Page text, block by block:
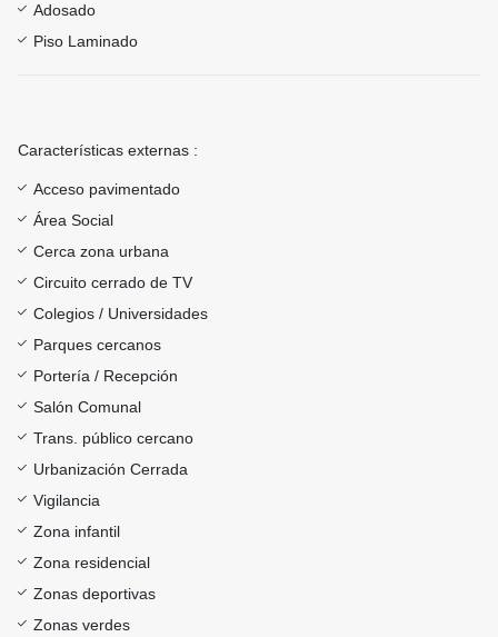
Adosado
Piso Laminado
Características externas :
Acceso pavimentado
Área Social
Cerca zona urbana
Circuito cerrado de TV
Colegios / Universidades
Parques cercanos
Portería / Recepción
Salón Comunal
Trans. público cercano
Urbanización Cerrada
Vigilancia
Zona infantil
Zona residencial
Zonas deportivas
Zonas verdes